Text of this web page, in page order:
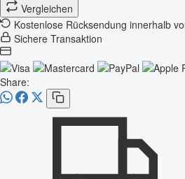
Vergleichen
Kostenlose Rücksendung innerhalb
Sichere Transaktion
Share: